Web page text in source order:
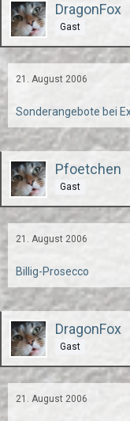
DragonFox
Gast
21. August 2006
Sonderangebote bei
Pfoetchen
Gast
21. August 2006
Billig-Prosecco
DragonFox
Gast
21. August 2006